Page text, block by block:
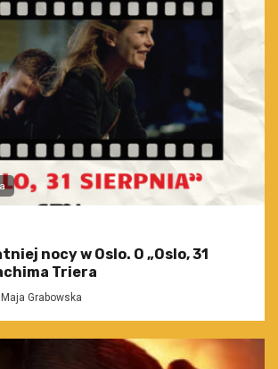
nocy w Oslo. O „Oslo, 31
Triera
Maja Grabowska